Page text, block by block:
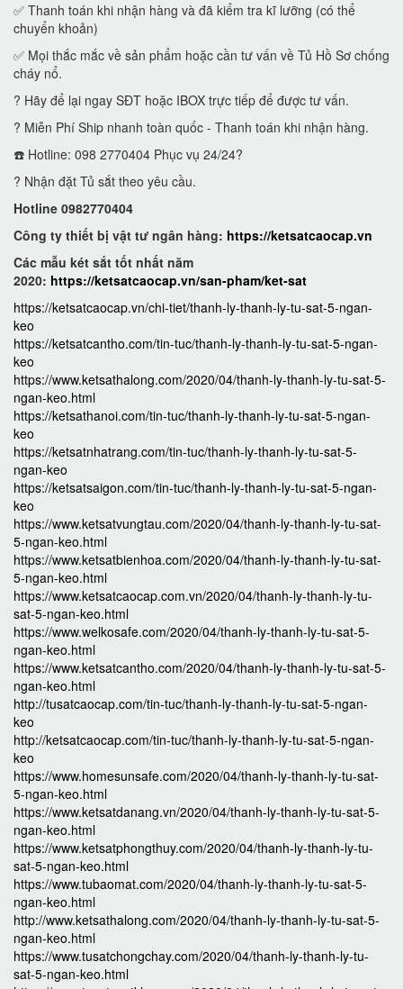
✅ Thanh toán khi nhận hàng và đã kiểm tra kĩ lưỡng (có thể
chuyển khoản)
✅ Mọi thắc mắc về sản phẩm hoặc cần tư vấn về Tủ Hồ Sơ chống
cháy nổ.
? Hãy để lại ngay SĐT hoặc IBOX trực tiếp để được tư vấn.
? Miễn Phí Ship nhanh toàn quốc - Thanh toán khi nhận hàng.
☎️ Hotline: 098 2770404 Phục vụ 24/24?
? Nhận đặt Tủ sắt theo yêu cầu.
Hotline 0982770404
Công ty thiết bị vật tư ngân hàng: https://ketsatcaocap.vn
Các mẫu két sắt tốt nhất năm
2020: https://ketsatcaocap.vn/san-pham/ket-sat
https://ketsatcaocap.vn/chi-tiet/thanh-ly-thanh-ly-tu-sat-5-ngan-
keo
https://ketsatcantho.com/tin-tuc/thanh-ly-thanh-ly-tu-sat-5-ngan-
keo
https://www.ketsathalong.com/2020/04/thanh-ly-thanh-ly-tu-sat-5-
ngan-keo.html
https://ketsathanoi.com/tin-tuc/thanh-ly-thanh-ly-tu-sat-5-ngan-
keo
https://ketsatnhatrang.com/tin-tuc/thanh-ly-thanh-ly-tu-sat-5-
ngan-keo
https://ketsatsaigon.com/tin-tuc/thanh-ly-thanh-ly-tu-sat-5-ngan-
keo
https://www.ketsatvungtau.com/2020/04/thanh-ly-thanh-ly-tu-sat-
5-ngan-keo.html
https://www.ketsatbienhoa.com/2020/04/thanh-ly-thanh-ly-tu-sat-
5-ngan-keo.html
https://www.ketsatcaocap.com.vn/2020/04/thanh-ly-thanh-ly-tu-
sat-5-ngan-keo.html
https://www.welkosafe.com/2020/04/thanh-ly-thanh-ly-tu-sat-5-
ngan-keo.html
https://www.ketsatcantho.com/2020/04/thanh-ly-thanh-ly-tu-sat-5-
ngan-keo.html
http://tusatcaocap.com/tin-tuc/thanh-ly-thanh-ly-tu-sat-5-ngan-
keo
http://ketsatcaocap.com/tin-tuc/thanh-ly-thanh-ly-tu-sat-5-ngan-
keo
https://www.homesunsafe.com/2020/04/thanh-ly-thanh-ly-tu-sat-
5-ngan-keo.html
https://www.ketsatdanang.vn/2020/04/thanh-ly-thanh-ly-tu-sat-5-
ngan-keo.html
https://www.ketsatphongthuy.com/2020/04/thanh-ly-thanh-ly-tu-
sat-5-ngan-keo.html
https://www.tubaomat.com/2020/04/thanh-ly-thanh-ly-tu-sat-5-
ngan-keo.html
http://www.ketsathalong.com/2020/04/thanh-ly-thanh-ly-tu-sat-5-
ngan-keo.html
https://www.tusatchongchay.com/2020/04/thanh-ly-thanh-ly-tu-
sat-5-ngan-keo.html